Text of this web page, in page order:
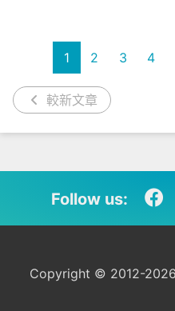
較新文章
1 2 3 4
Follow us:
Copyright © 2012-